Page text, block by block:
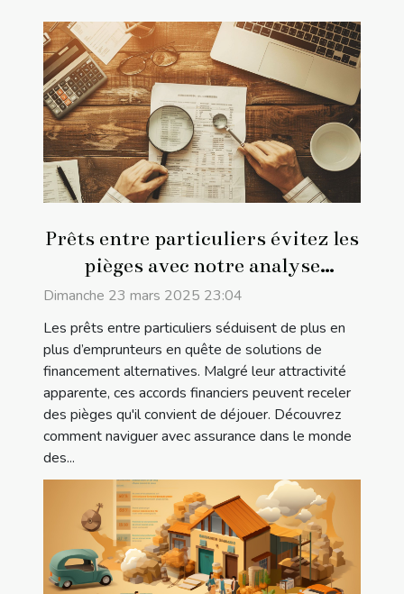
Prêts entre particuliers évitez les
pièges avec notre analyse
détaillée
Dimanche 23 mars 2025 23:04
Les prêts entre particuliers séduisent de plus en
plus d’emprunteurs en quête de solutions de
financement alternatives. Malgré leur attractivité
apparente, ces accords financiers peuvent receler
des pièges qu'il convient de déjouer. Découvrez
comment naviguer avec assurance dans le monde
des...